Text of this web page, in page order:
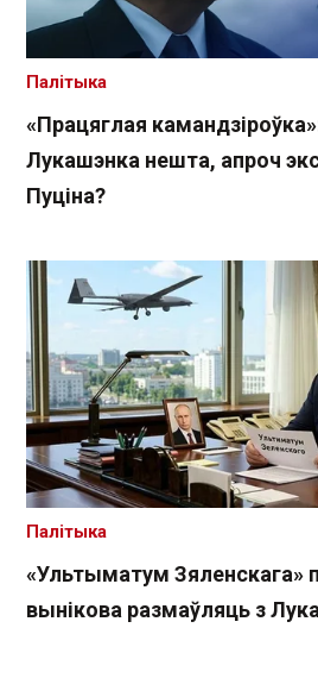
«Працяглая
Лукашэнка нешта, апроч
Пуціна?
Палітыка
«Ультыматум Зяленскага»
вынікова размаўляць з
Палітыка